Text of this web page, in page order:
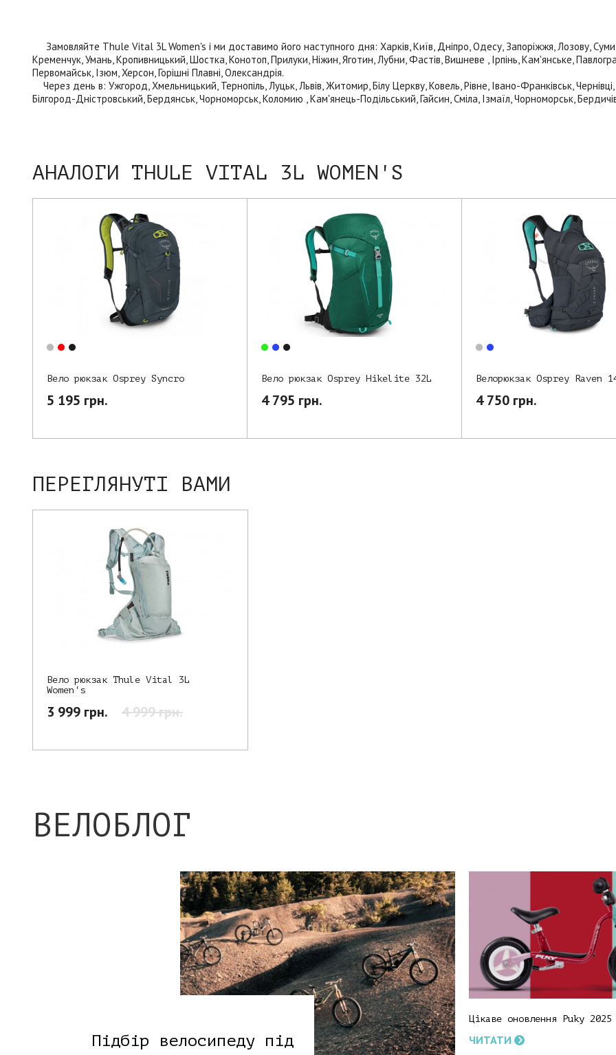
Замовляйте Thule Vital 3L Women's і ми доставимо його наступного дня: Харків, Київ, Дніпро, Одесу, Запоріжжя, Лозову, Суми,
Кременчук, Умань, Кропивницький, Шостка, Конотоп, Прилуки, Ніжин, Яготин, Лубни, Фастів, Вишневе , Ірпінь, Кам'янське,
Первомайськ, Ізюм, Херсон, Горішні Плавні, Олександрія.
Через день в: Ужгород, Хмельницький, Тернопіль, Луцьк, Львів, Житомир, Білу Церкву, Ковель, Рівне, Івано-Франківськ,
Білгород-Дністровський, Бердянськ, Чорноморськ, Коломию , Кам'янець-Подільський, Гайсин, Сміла, Ізмаїл, Чорноморськ,
АНАЛОГИ THULE VITAL 3L WOMEN'S
Вело рюкзак Osprey Syncro
5 195 грн.
Вело рюкзак Osprey Hikelite 32L
4 795 грн.
Велорюкзак Osprey Raven
4 750 грн.
ПЕРЕГЛЯНУТІ ВАМИ
Вело рюкзак Thule Vital 3L
Women's
3 999 грн. 4 999 грн.
ВЕЛОБЛОГ
Підбір велосипеду під
Цікаве оновлення Puky 2025
ЧИТАТИ